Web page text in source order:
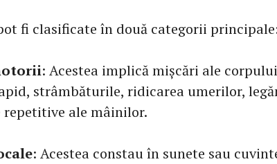
fi clasificate în două categorii
: Acestea implică mișcări ale
strâmbăturile, ridicarea umerilor,
repetitive ale mâinilor.
: Acestea constau în sunete sau